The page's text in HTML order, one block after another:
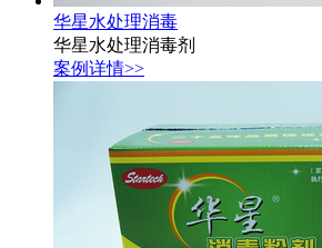
华星水处理消毒
华星水处理消毒剂
案例详情>>